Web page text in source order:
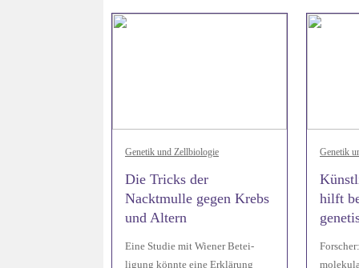
Genetik und Zellbiologie
Die Tricks der
Nacktmulle gegen Krebs
und Altern
Eine Studie mit Wiener Betei-
ligung könnte eine Erklärung
Genetik
hilft